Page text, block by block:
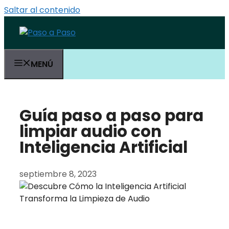
Saltar al contenido
MENÚ
Guía paso a paso para
limpiar audio con
Inteligencia Artificial
septiembre 8, 2023